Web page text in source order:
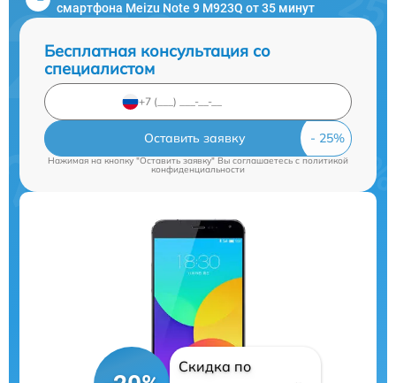
смартфона Meizu Note 9 M923Q от 35 минут
Бесплатная консультация со
специалистом
Оставить заявку
Нажимая на кнопку "Оставить заявку" Вы соглашаетесь cполитикой
конфиденциальности
Скидка по